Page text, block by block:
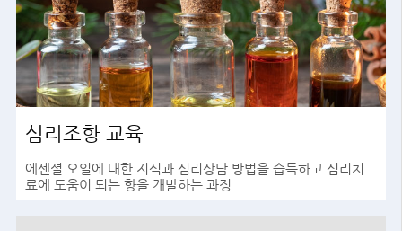
심리조향 교육
에센셜 오일에 대한 지식과 심리상담 방법을 습득하고 심리치
료에 도움이 되는 향을 개발하는 과정